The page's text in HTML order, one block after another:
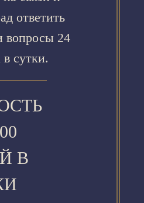
ответить
вопросы 24
в сутки.
В